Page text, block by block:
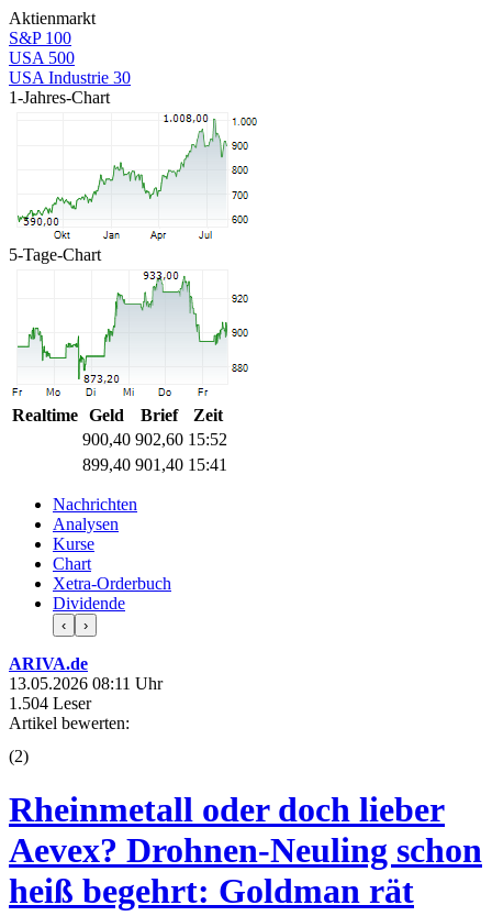
Aktienmarkt
S&P 100
USA 500
USA Industrie 30
1-Jahres-Chart
5-Tage-Chart
Realtime Geld Brief
Zeit
900,40 902,60 15:52
899,40 901,40 15:41
Nachrichten
Analysen
Kurse
Chart
Xetra-Orderbuch
Dividende
‹ ›
ARIVA.de
13.05.2026 08:11 Uhr
1.504 Leser
Artikel bewerten:
(2)
Rheinmetall oder doch lieber
Aevex? Drohnen-Neuling schon
heiß begehrt: Goldman rät